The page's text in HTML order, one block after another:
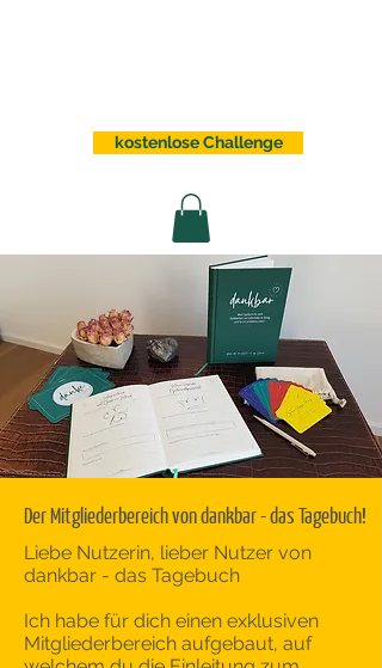
kostenlose Challenge
Der Mitgliederbereich von dankbar - das Tagebuch!
Liebe Nutzerin, lieber Nutzer von
dankbar - das Tagebuch
Ich habe für dich einen exklusiven
Mitgliederbereich aufgebaut, auf